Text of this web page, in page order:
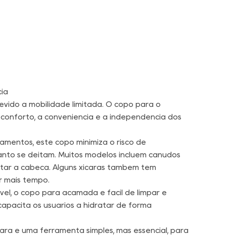
à mobilidade limitada. O copo para o
a conveniência e a independência dos
este copo minimiza o risco de
se deitam. Muitos modelos incluem canudos
a cabeça. Alguns xícaras também têm
mais tempo.
o copo para acamada é fácil de limpar e
os usuários a hidratar de forma
é uma ferramenta simples, mas essencial, para